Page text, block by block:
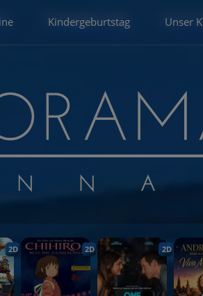
Kindergeburtstag Unser
2D 2D 2D